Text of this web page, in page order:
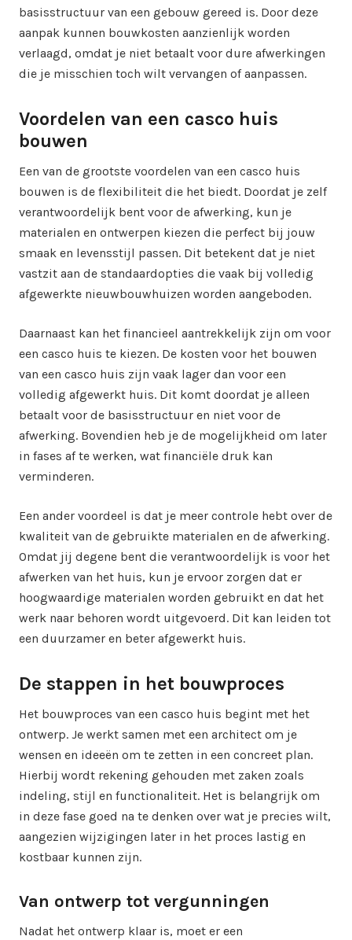
basisstructuur van een gebouw gereed is. Door deze
aanpak kunnen bouwkosten aanzienlijk worden
verlaagd, omdat je niet betaalt voor dure afwerkingen
die je misschien toch wilt vervangen of aanpassen.
Voordelen van een casco huis
bouwen
Een van de grootste voordelen van een casco huis
bouwen is de flexibiliteit die het biedt. Doordat je zelf
verantwoordelijk bent voor de afwerking, kun je
materialen en ontwerpen kiezen die perfect bij jouw
smaak en levensstijl passen. Dit betekent dat je niet
vastzit aan de standaardopties die vaak bij volledig
afgewerkte nieuwbouwhuizen worden aangeboden.
Daarnaast kan het financieel aantrekkelijk zijn om voor
een casco huis te kiezen. De kosten voor het bouwen
van een casco huis zijn vaak lager dan voor een
volledig afgewerkt huis. Dit komt doordat je alleen
betaalt voor de basisstructuur en niet voor de
afwerking. Bovendien heb je de mogelijkheid om later
in fases af te werken, wat financiële druk kan
verminderen.
Een ander voordeel is dat je meer controle hebt over de
kwaliteit van de gebruikte materialen en de afwerking.
Omdat jij degene bent die verantwoordelijk is voor het
afwerken van het huis, kun je ervoor zorgen dat er
hoogwaardige materialen worden gebruikt en dat het
werk naar behoren wordt uitgevoerd. Dit kan leiden tot
een duurzamer en beter afgewerkt huis.
De stappen in het bouwproces
Het bouwproces van een casco huis begint met het
ontwerp. Je werkt samen met een architect om je
wensen en ideeën om te zetten in een concreet plan.
Hierbij wordt rekening gehouden met zaken zoals
indeling, stijl en functionaliteit. Het is belangrijk om
in deze fase goed na te denken over wat je precies wilt,
aangezien wijzigingen later in het proces lastig en
kostbaar kunnen zijn.
Van ontwerp tot vergunningen
Nadat het ontwerp klaar is, moet er een